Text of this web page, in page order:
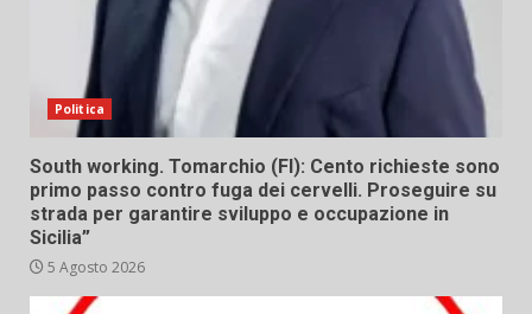
Politica
South working. Tomarchio (FI): Cento richieste sono
primo passo contro fuga dei cervelli. Proseguire su
strada per garantire sviluppo e occupazione in
Sicilia”
5 Agosto 2026